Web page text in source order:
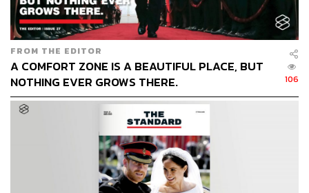
FROM THE EDITOR
A COMFORT ZONE IS A BEAUTIFUL PLACE, BUT
NOTHING EVER GROWS THERE.
106